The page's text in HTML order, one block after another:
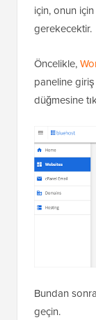
için, onun
gerekecektir.
Öncelikle,
paneline
düğmesine
Bundan
geçin.